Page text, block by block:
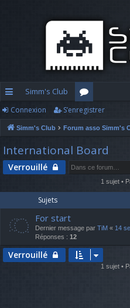
cc
ès
ra
pi
e
Simm's Club
or
u
m
s
Connexion S’enregistrer
Simm's Club Forum asso Simm's
International Board
Verrouillé
1 sujet •
Sujets
For start
Dernier message par TiM « 14
Réponses : 12
Verrouillé
1 sujet •